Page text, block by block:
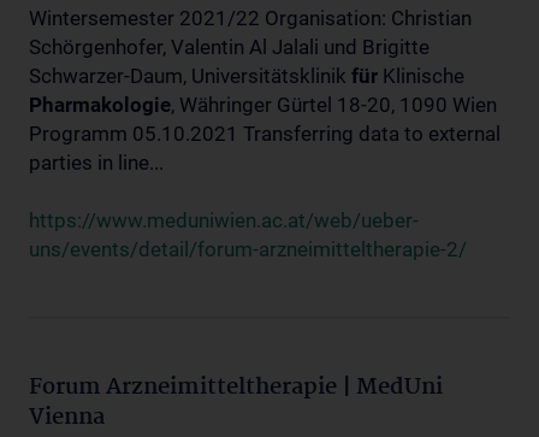
Wintersemester 2021/22 Organisation: Christian
Schörgenhofer, Valentin Al Jalali und Brigitte
Schwarzer-Daum, Universitätsklinik für Klinische
Pharmakologie, Währinger Gürtel 18-20, 1090 Wien
Programm 05.10.2021 Transferring data to external
parties in line...
https://www.meduniwien.ac.at/web/ueber-
uns/events/detail/forum-arzneimitteltherapie-2/
Forum Arzneimitteltherapie | MedUni
Vienna